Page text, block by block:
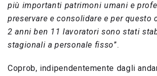
più importanti patrimoni umani e
preservare e consolidare e per questo
2 anni ben 11 lavoratori sono stati
stagionali a personale fisso”.
Coprob, indipendentemente dagli